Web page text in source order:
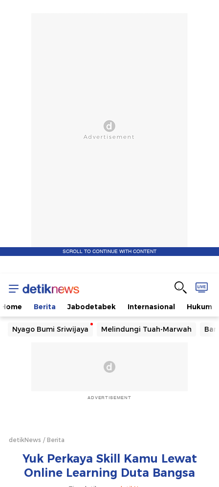
SCROLL TO CONTINUE WITH CONTENT
Home Berita Jabodetabek Internasional Hukum
Nyago Bumi Sriwijaya Melindungi Tuah-Marwah
ADVERTISEMENT
detikNews Berita
Yuk Perkaya Skill Kamu Lewat
Online Learning Duta Bangsa